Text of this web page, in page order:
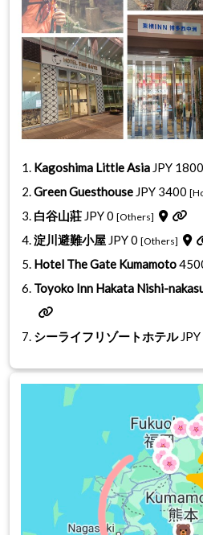
Kagoshima Little Asia JPY
Green Guesthouse JPY 3400
白谷山莊 JPY 0[Others]
淀川避難小屋 JPY 0[Others]
Hotel The Gate Kumamoto
Toyoko Inn Hakata Nishi-
シーライフリゾートホテル